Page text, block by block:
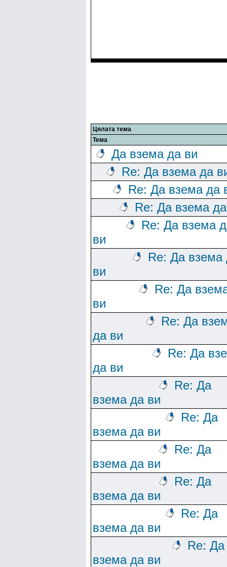
Цялата тема
Тема
Да взема да ви
Re: Да взема да
Re: Да взема да
Re: Да взема
Re: Да взема
ви
Re: Да взема
ви
Re: Да
ви
Re: Да
да ви
Re: Да
да ви
Re: Да
взема да ви
Re: Да
взема да ви
Re: Да
взема да ви
Re: Да
взема да ви
Re: Да
взема да ви
Re: Да
взема да ви